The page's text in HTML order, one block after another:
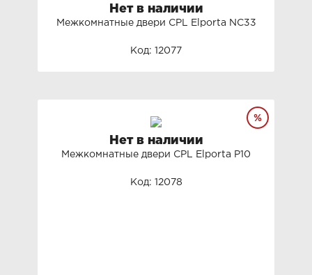
Нет в наличии
Межкомнатные двери СРL Elporta NC33
Код: 12077
Нет в наличии
Межкомнатные двери СРL Elporta P10
Код: 12078